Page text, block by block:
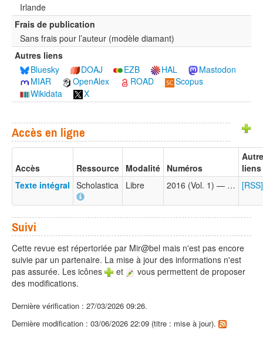
Irlande
Frais de publication
Sans frais pour l’auteur (modèle diamant)
Autres liens
Bluesky
DOAJ EZB HAL
Mastodon
MIAR
OpenAlex ROAD
Scopus
Wikidata
X
Accès en ligne
Accès Ressource Modalité Numéros
liens
Texte intégral Scholastica Libre 2016 (Vol. 1) — … [RSS]
Suivi
Cette revue est répertoriée par Mir@bel mais n'est pas encore
suivie par un partenaire. La mise à jour des informations n'est
pas assurée. Les icônes
et
vous permettent de proposer
des modifications.
Dernière vérification : 27/03/2026 09:26.
Dernière modification : 03/06/2026 22:09 (titre : mise à jour).